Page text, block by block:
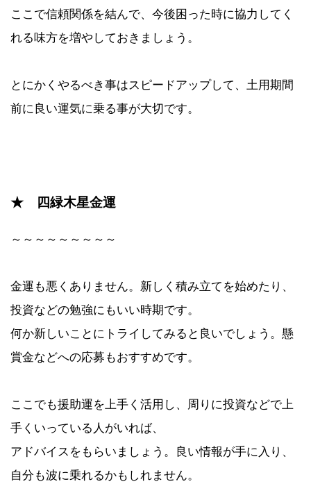
ここで信頼関係を結んで、今後困った時に協力してく
れる味方を増やしておきましょう。
とにかくやるべき事はスピードアップして、土用期間
前に良い運気に乗る事が大切です。
★ 四緑木星金運
～～～～～～～～～
金運も悪くありません。新しく積み立てを始めたり、
投資などの勉強にもいい時期です。
何か新しいことにトライしてみると良いでしょう。懸
賞金などへの応募もおすすめです。
ここでも援助運を上手く活用し、周りに投資などで上
手くいっている人がいれば、
アドバイスをもらいましょう。良い情報が手に入り、
自分も波に乗れるかもしれません。